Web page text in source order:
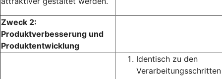
Zweck 2:
Produktverbesserung und
Produktentwicklung
Identisch zu den
Verarbeitungsschritten